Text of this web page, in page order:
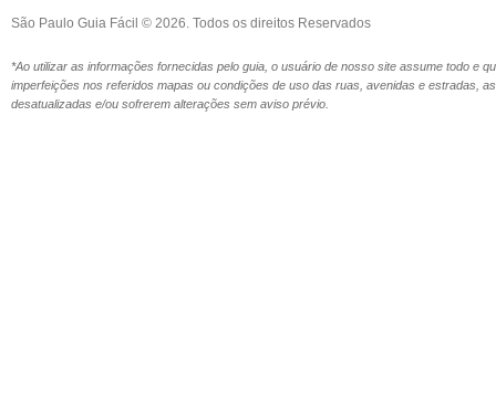
São Paulo Guia Fácil © 2026. Todos os direitos Reservados
*Ao utilizar as informações fornecidas pelo guia, o usuário de nosso site assume todo e
imperfeições nos referidos mapas ou condições de uso das ruas, avenidas e estradas,
desatualizadas e/ou sofrerem alterações sem aviso prévio.